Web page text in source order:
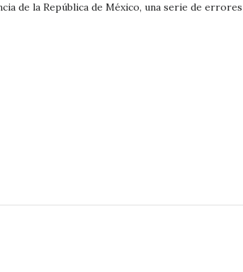
de la República de México, una serie de